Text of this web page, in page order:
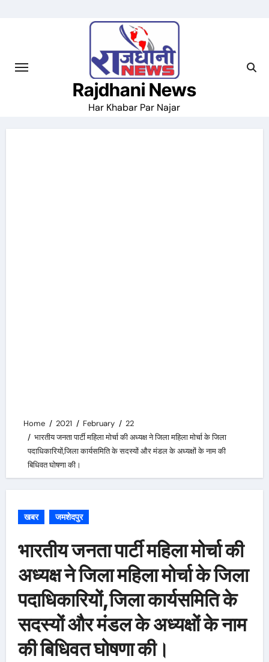
Rajdhani News
Har Khabar Par Najar
Home 2021 February
22
भारतीय जनता पार्टी महिला मोर्चा की अध्यक्ष ने जिला महिला मोर्चा के जिला
पदाधिकारियों,जिला कार्यसमिति के सदस्यों और मंडल के अध्यक्षों के नाम की
बिधिवत घोषणा की।
खबर जमशेदपुर
भारतीय जनता पार्टी महिला मोर्चा की
अध्यक्ष ने जिला महिला मोर्चा के जिला
पदाधिकारियों,जिला कार्यसमिति के
सदस्यों और मंडल के अध्यक्षों के नाम
की बिधिवत घोषणा की।